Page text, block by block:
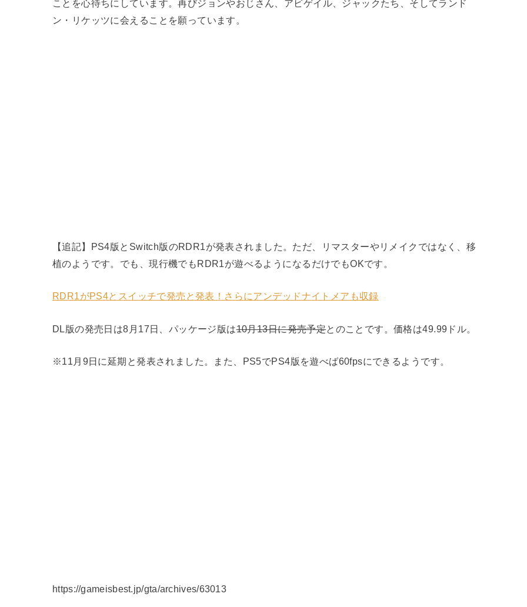
ことを心待ちにしています。再びジョンやおじさん、アビゲイル、ジャックたち、そしてランド
ン・リケッツに会えることを願っています。
【追記】PS4版とSwitch版のRDR1が発表されました。ただ、リマスターやリメイクではなく、移
植のようです。でも、現行機でもRDR1が遊べるようになるだけでもOKです。
RDR1がPS4とスイッチで発売と発表！さらにアンデッドナイトメアも収録
DL版の発売日は8月17日、パッケージ版は10月13日に発売予定とのことです。価格は49.99ドル。
※11月9日に延期と発表されました。また、PS5でPS4版を遊べば60fpsにできるようです。
https://gameisbest.jp/gta/archives/63013